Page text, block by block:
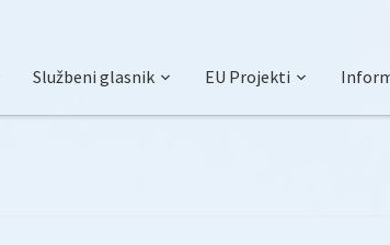
Službeni glasnik EU Projekti